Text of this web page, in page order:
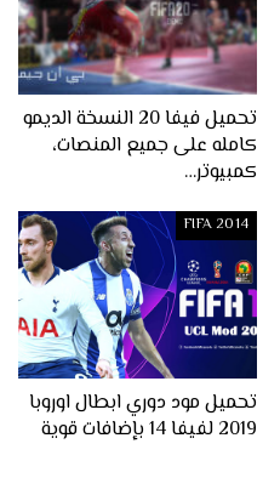
تحميل فيفا 20 النسخة الديمو
كامله على جميع المنصات،
كمبيوتر…
FIFA 2014
تحميل مود دوري ابطال اوروبا
2019 لفيفا 14 بإضافات قوية